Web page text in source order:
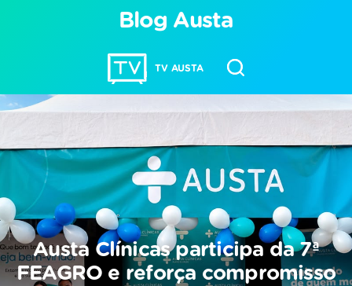
TV AUSTA
Blog Austa
Austa Clínicas participa da 7ª
FEAGRO e reforça compromisso